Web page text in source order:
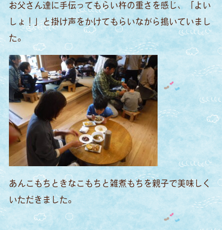
お父さん達に手伝ってもらい杵の重さを感じ、「よい
しょ！」と掛け声をかけてもらいながら搗いていまし
た。
あんこもちときなこもちと雑煮もちを親子で美味しく
いただきました。